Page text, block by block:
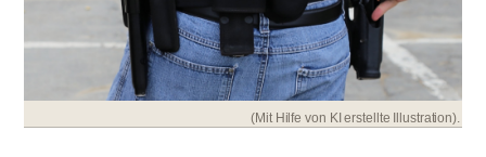
(Mit Hilfe von KI erstellte Illustration).